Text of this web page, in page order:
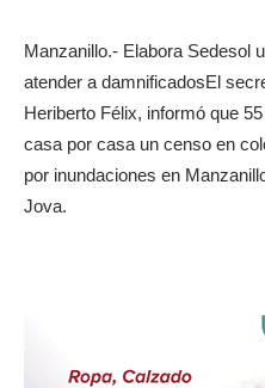
Manzanillo.- Elabora Sedesol
atender a damnificadosEl
Heriberto Félix, informó que
casa por casa un censo en
por inundaciones en
Jova.